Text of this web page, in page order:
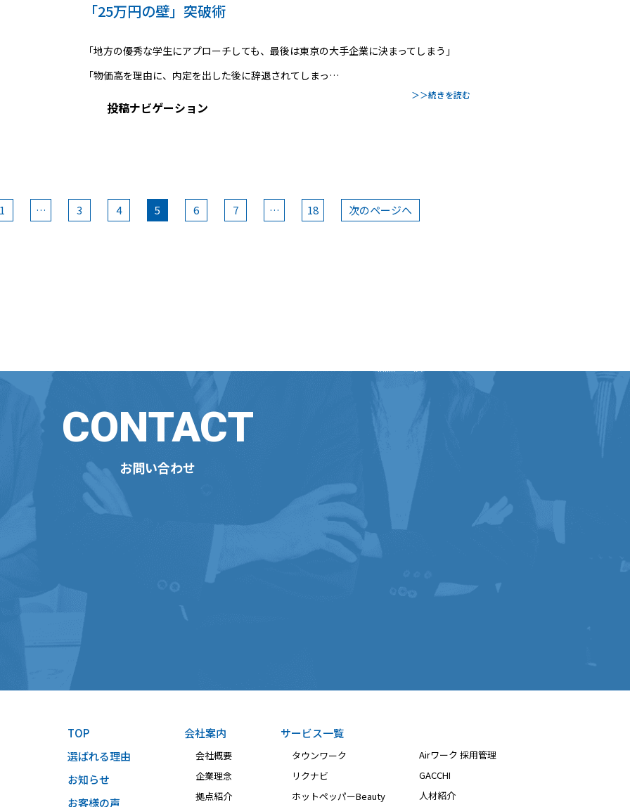
「25万円の壁」突破術
「地方の優秀な学生にアプローチしても、最後は東京の大手企業に決まってしまう」
「物価高を理由に、内定を出した後に辞退されてしまっ…
＞＞続きを読む
投稿ナビゲーション
1 … 3 4 5 6 7 … 18 次のページへ
CONTACT
お問い合わせ
TOP
選ばれる理由
お知らせ
お客様の声
会社案内
会社概要
企業理念
拠点紹介
サービス一覧
タウンワーク
リクナビ
ホットペッパーBeauty
Airワーク 採用管理
GACCHI
人材紹介